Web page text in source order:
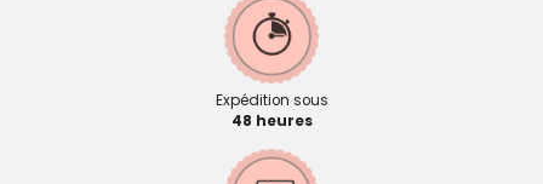
Expédition sous
48 heures